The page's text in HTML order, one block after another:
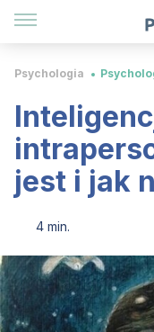
Psychologia
jest i jak
4 min.